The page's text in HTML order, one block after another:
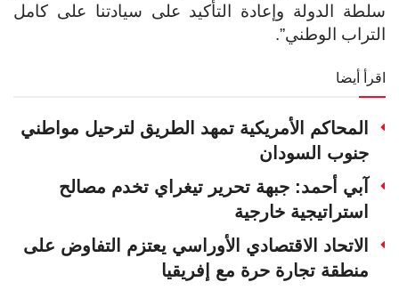
سلطة الدولة وإعادة التأكيد على سيادتنا على كامل
التراب الوطني”.
اقرأ أيضا
المحاكم الأمريكية تمهد الطريق لترحيل مواطني
جنوب السودان
آبي أحمد: جبهة تحرير تيغراي تخدم مصالح
استراتيجية خارجية
الاتحاد الاقتصادي الأوراسي يعتزم التفاوض على
منطقة تجارة حرة مع إفريقيا